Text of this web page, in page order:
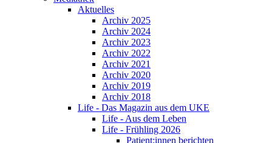
Aktuelles
Archiv 2025
Archiv 2024
Archiv 2023
Archiv 2022
Archiv 2021
Archiv 2020
Archiv 2019
Archiv 2018
Life - Das Magazin aus dem UKE
Life - Aus dem Leben
Life - Frühling 2026
Patient:innen berichten